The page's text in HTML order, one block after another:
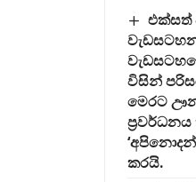
එක්සත්
විසින්
මෙරට
ප්‍රවර්ධනය
කරයි.